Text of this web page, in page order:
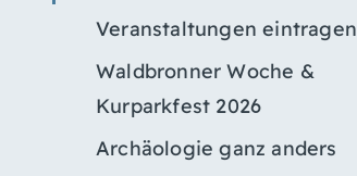
Veranstaltungen eintragen
Waldbronner Woche &
Kurparkfest 2026
Archäologie ganz anders